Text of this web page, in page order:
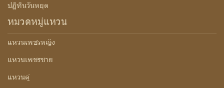
ปฏิทินวันหยุด
หมวดหมู่แหวน
แหวนเพชรหญิง
แหวนเพชรชาย
แหวนคู่